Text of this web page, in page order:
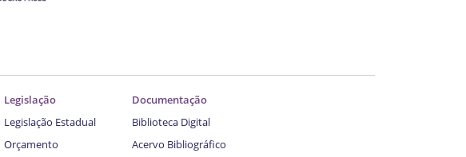
Legislação
Legislação Estadual
Orçamento
Documentação
Biblioteca Digital
Acervo Bibliográfico